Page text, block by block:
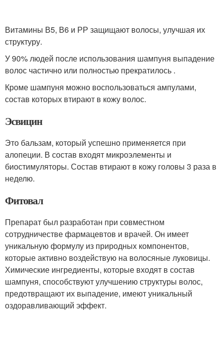
Витамины В5, В6 и РР защищают волосы, улучшая их
структуру.
У 90% людей после использования шампуня выпадение
волос частично или полностью прекратилось .
Кроме шампуня можно воспользоваться ампулами,
состав которых втирают в кожу волос.
Эсвицин
Это бальзам, который успешно применяется при
алопеции. В состав входят микроэлементы и
биостимуляторы. Состав втирают в кожу головы 3 раза в
неделю.
Фитовал
Препарат был разработан при совместном
сотрудничестве фармацевтов и врачей. Он имеет
уникальную формулу из природных компонентов,
которые активно воздействую на волосяные луковицы.
Химические ингредиенты, которые входят в состав
шампуня, способствуют улучшению структуры волос,
предотвращают их выпадение, имеют уникальный
оздоравливающий эффект.